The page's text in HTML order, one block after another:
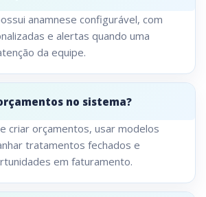
anamnese configurável, com
e alertas quando uma
da equipe.
no sistema?
criar orçamentos, usar modelos
tratamentos fechados e
em faturamento.